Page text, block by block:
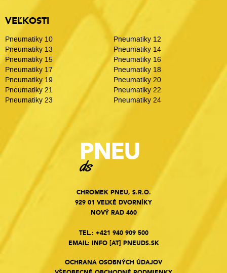
VEĽKOSTI
Pneumatiky 10
Pneumatiky 12
Pneumatiky 13
Pneumatiky 14
Pneumatiky 15
Pneumatiky 16
Pneumatiky 17
Pneumatiky 18
Pneumatiky 19
Pneumatiky 20
Pneumatiky 21
Pneumatiky 22
Pneumatiky 23
Pneumatiky 24
CHROMEK PNEU, S.R.O.
929 01 VEĽKÉ DVORNÍKY
NOVÝ RAD 460
TEL.: +421 940 909 500
EMAIL: INFO[AT] PNEUDS.SK
OCHRANA OSOBNÝCH ÚDAJOV